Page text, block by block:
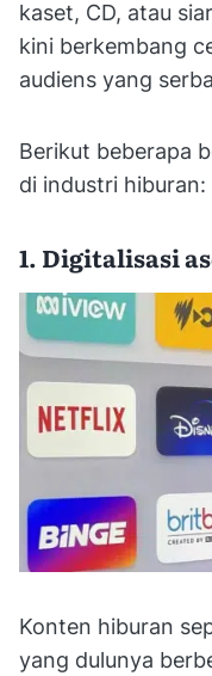
kaset, CD, atau
kini berkembang
audiens yang
Berikut beberapa
di industri hiburan:
1. Digitalisasi
Konten hiburan
yang dulunya